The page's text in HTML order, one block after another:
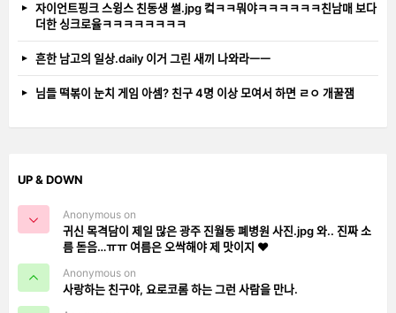
자이언트핑크 스윙스 친동생 썰.jpg 컼ㅋㅋ뭐야ㅋㅋㅋㅋㅋㅋ친남매 보다
더한 싱크로율ㅋㅋㅋㅋㅋㅋㅋㅋ
흔한 남고의 일상.daily 이거 그린 새끼 나와라ㅡㅡ
님들 떡볶이 눈치 게임 아셈? 친구 4명 이상 모여서 하면 ㄹㅇ 개꿀잼
UP & DOWN
Anonymous on
귀신 목격담이 제일 많은 광주 진월동 폐병원 사진.jpg 와.. 진짜 소
름 돋음…ㅠㅠ 여름은 오싹해야 제 맛이지 ❤️
Anonymous on
사랑하는 친구야, 요로코롬 하는 그런 사람을 만나.